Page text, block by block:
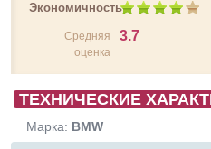
Экономичность
Средняя
оценка
3.7
ТЕХНИЧЕСКИЕ
Марка: BMW